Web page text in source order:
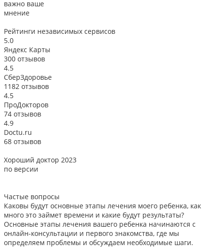
важно ваше
мнение
Рейтинги независимых сервисов
5.0
Яндекс Карты
300 отзывов
4.5
СберЗдоровье
1182 отзывов
4.5
ПроДокторов
74 отзывов
4.9
Doctu.ru
68 отзывов
Хороший доктор 2023
по версии
Частые вопросы
Каковы будут основные этапы лечения моего ребенка, как
много это займет времени и какие будут результаты?
Основные этапы лечения вашего ребенка начинаются с
онлайн-консультации и первого знакомства, где мы
определяем проблемы и обсуждаем необходимые шаги.